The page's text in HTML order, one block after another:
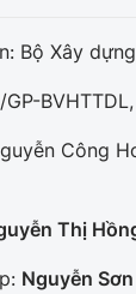
Bộ Xây dựng
Công
Thị
Nguyễn